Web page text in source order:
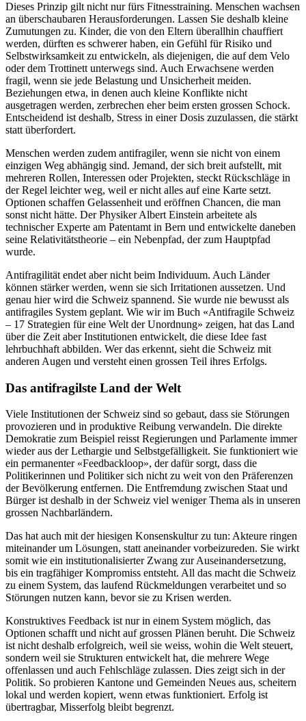
Dieses Prinzip gilt nicht nur fürs Fitnesstraining. Menschen wachsen
an überschaubaren Herausforderungen. Lassen Sie deshalb kleine
Zumutungen zu. Kinder, die von den Eltern überallhin chauffiert
werden, dürften es schwerer haben, ein Gefühl für Risiko und
Selbstwirksamkeit zu entwickeln, als diejenigen, die auf dem Velo
oder dem Trottinett unterwegs sind. Auch Erwachsene werden
fragil, wenn sie jede Belastung und Unsicherheit meiden.
Beziehungen etwa, in denen auch kleine Konflikte nicht
ausgetragen werden, zerbrechen eher beim ersten grossen Schock.
Entscheidend ist deshalb, Stress in einer Dosis zuzulassen, die stärkt
statt überfordert.
Menschen werden zudem antifragiler, wenn sie nicht von einem
einzigen Weg abhängig sind. Jemand, der sich breit aufstellt, mit
mehreren Rollen, Interessen oder Projekten, steckt Rückschläge in
der Regel leichter weg, weil er nicht alles auf eine Karte setzt.
Optionen schaffen Gelassenheit und eröffnen Chancen, die man
sonst nicht hätte. Der Physiker Albert Einstein arbeitete als
technischer Experte am Patentamt in Bern und entwickelte daneben
seine Relativitätstheorie – ein Nebenpfad, der zum Hauptpfad
wurde.
Antifragilität endet aber nicht beim Individuum. Auch Länder
können stärker werden, wenn sie sich Irritationen aussetzen. Und
genau hier wird die Schweiz spannend. Sie wurde nie bewusst als
antifragiles System geplant. Wie wir im Buch «Antifragile Schweiz
– 17 Strategien für eine Welt der Unordnung» zeigen, hat das Land
über die Zeit aber Institutionen entwickelt, die diese Idee fast
lehrbuchhaft abbilden. Wer das erkennt, sieht die Schweiz mit
anderen Augen und versteht einen grossen Teil ihres Erfolgs.
Das antifragilste Land der Welt
Viele Institutionen der Schweiz sind so gebaut, dass sie Störungen
provozieren und in produktive Reibung verwandeln. Die direkte
Demokratie zum Beispiel reisst Regierungen und Parlamente immer
wieder aus der Lethargie und Selbstgefälligkeit. Sie funktioniert wie
ein permanenter «Feedbackloop», der dafür sorgt, dass die
Politikerinnen und Politiker sich nicht zu weit von den Präferenzen
der Bevölkerung entfernen. Die Entfremdung zwischen Staat und
Bürger ist deshalb in der Schweiz viel weniger Thema als in unseren
grossen Nachbarländern.
Das hat auch mit der hiesigen Konsenskultur zu tun: Akteure ringen
miteinander um Lösungen, statt aneinander vorbeizureden. Sie wirkt
somit wie ein institutionalisierter Zwang zur Auseinandersetzung,
bis ein tragfähiger Kompromiss entsteht. All das macht die Schweiz
zu einem System, das laufend Rückmeldungen verarbeitet und so
Störungen nutzen kann, bevor sie zu Krisen werden.
Konstruktives Feedback ist nur in einem System möglich, das
Optionen schafft und nicht auf grossen Plänen beruht. Die Schweiz
ist nicht deshalb erfolgreich, weil sie weiss, wohin die Welt steuert,
sondern weil sie Strukturen entwickelt hat, die mehrere Wege
offenlassen und auch Fehlschläge zulassen. Dies zeigt sich in der
Politik. So probieren Kantone und Gemeinden Neues aus, scheitern
lokal und werden kopiert, wenn etwas funktioniert. Erfolg ist
übertragbar, Misserfolg bleibt begrenzt.